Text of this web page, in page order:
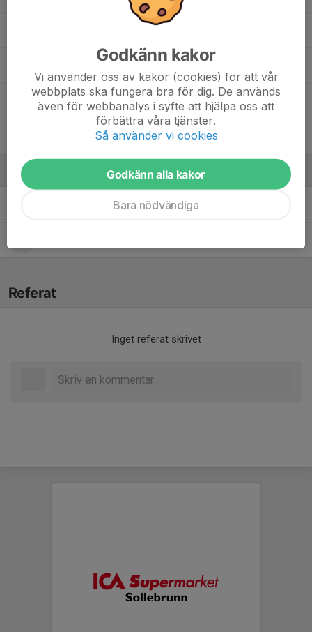
Valter Andersson
Walter Gunnarsson
Wilmer Mökander Persson
Ledare
Johan MökanderTränare
Referat
Inget referat skrivet
Godkänn kakor
Vi använder oss av kakor (cookies) för att vår
webbplats ska fungera bra för dig. De används
även för webbanalys i syfte att hjälpa oss att
förbättra våra tjänster.
Så använder vi cookies
Godkänn alla kakor
Bara nödvändiga